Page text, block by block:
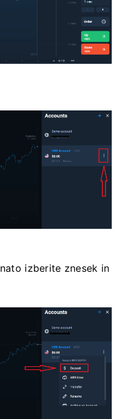
izberite znesek in